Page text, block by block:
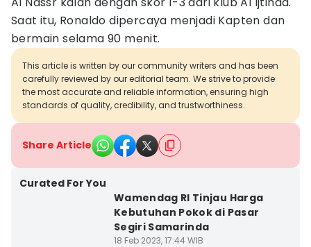
Saat itu, Ronaldo dipercaya menjadi Kapten dan
bermain selama 90 menit.
This article is written by our community writers and has been
carefully reviewed by our editorial team. We strive to provide
the most accurate and reliable information, ensuring high
standards of quality, credibility, and trustworthiness.
Share Article
Curated For You
Wamendag RI Tinjau Harga
Kebutuhan Pokok di Pasar
Segiri Samarinda
18 Feb 2023, 17:44 WIB